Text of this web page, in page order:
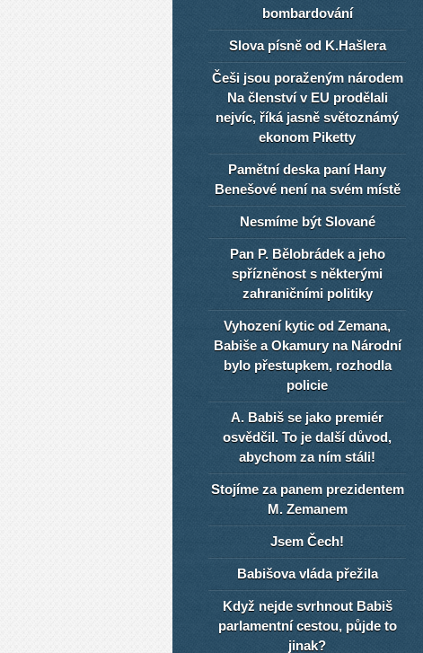
bombardování
Slova písně od K.Hašlera
Češi jsou poraženým národem
Na členství v EU prodělali
nejvíc, říká jasně světoznámý
ekonom Piketty
Pamětní deska paní Hany
Benešové není na svém místě
Nesmíme být Slované
Pan P. Bělobrádek a jeho
spřízněnost s některými
zahraničními politiky
Vyhození kytic od Zemana,
Babiše a Okamury na Národní
bylo přestupkem, rozhodla
policie
A. Babiš se jako premiér
osvědčil. To je další důvod,
abychom za ním stáli!
Stojíme za panem prezidentem
M. Zemanem
Jsem Čech!
Babišova vláda přežila
Když nejde svrhnout Babiš
parlamentní cestou, půjde to
jinak?